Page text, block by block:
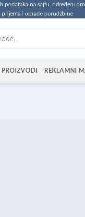
na sajtu, određeni
i obrade porudžbine
PROIZVODI REKLAMNI